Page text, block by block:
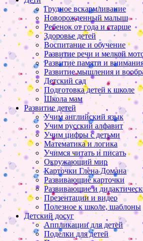
Грудное вскармливание
Новорожденный малыш
Ребенок от года и старше
Здоровье детей
Воспитание и обучение
Развитие речи и мелкой
Развитие памяти и
Развитие мышления и
Детский сад
Подготовка детей к школе
Школа мам
Развитие детей
Учим английский язык
Учим русский алфавит
Учим цифры с детьми
Математика и логика
Учимся читать и писать
Окружающий мир
Карточки Глена Домана
Развивающие карточки
Развивающие и
Презентации и видео
Полезное к школе, шаблоны
Детский досуг
Аппликации для детей
Поделки для детей